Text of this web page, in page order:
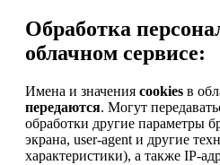
Обработка
облачном сервисе:
Имена и значения cookies в
передаются. Могут
обработки другие параметры
экрана, user-agent и другие
характеристики), а также IP-